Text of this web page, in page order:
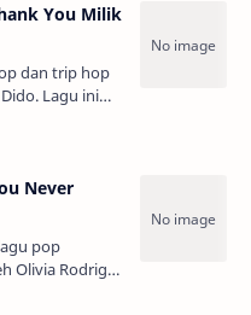
You Milik
dan trip hop
Lagu ini
dari album
Never
pop
Olivia Rodrigo
High